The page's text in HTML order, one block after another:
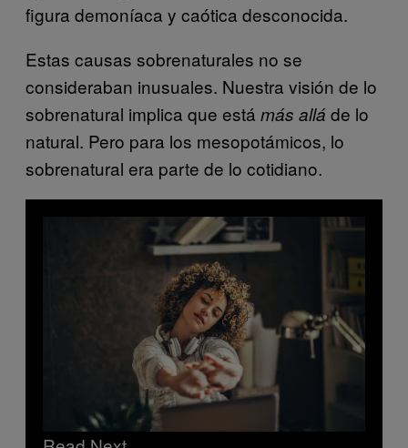
figura demoníaca y caótica desconocida.
Estas causas sobrenaturales no se
consideraban inusuales. Nuestra visión de lo
sobrenatural implica que está más alláde lo
natural. Pero para los mesopotámicos, lo
sobrenatural era parte de lo cotidiano.